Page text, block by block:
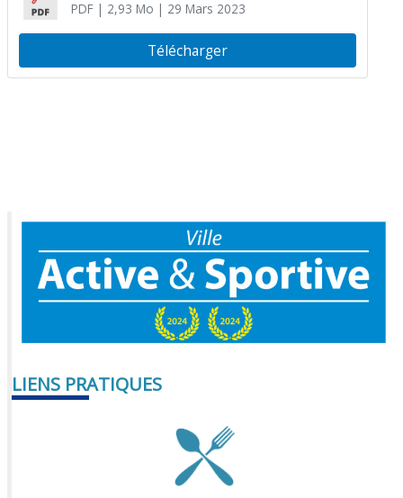
PDF| 2,93 Mo | 29 Mars 2023
Télécharger
LIENS PRATIQUES